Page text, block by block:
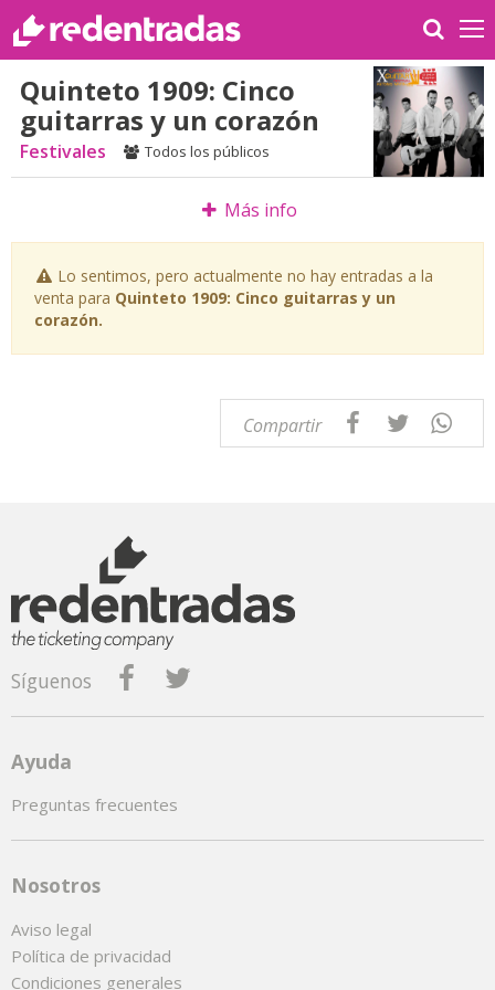
Quinteto 1909: Cinco
guitarras y un corazón
Festivales Todos los públicos
Más info
Lo sentimos, pero actualmente no hay entradas a la
venta para Quinteto 1909: Cinco guitarras y un
corazón.
Compartir
Síguenos
Ayuda
Preguntas frecuentes
Nosotros
Aviso legal
Política de privacidad
Condiciones generales